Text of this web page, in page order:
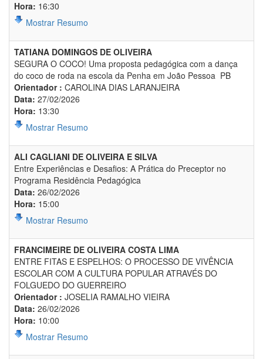
Hora: 16:30
Mostrar Resumo
TATIANA DOMINGOS DE OLIVEIRA
SEGURA O COCO! Uma proposta pedagógica com a dança
do coco de roda na escola da Penha em João Pessoa  PB
Orientador : CAROLINA DIAS LARANJEIRA
Data: 27/02/2026
Hora: 13:30
Mostrar Resumo
ALI CAGLIANI DE OLIVEIRA E SILVA
Entre Experiências e Desafios: A Prática do Preceptor no
Programa Residência Pedagógica
Data: 26/02/2026
Hora: 15:00
Mostrar Resumo
FRANCIMEIRE DE OLIVEIRA COSTA LIMA
ENTRE FITAS E ESPELHOS: O PROCESSO DE VIVÊNCIA
ESCOLAR COM A CULTURA POPULAR ATRAVÉS DO
FOLGUEDO DO GUERREIRO
Orientador : JOSELIA RAMALHO VIEIRA
Data: 26/02/2026
Hora: 10:00
Mostrar Resumo